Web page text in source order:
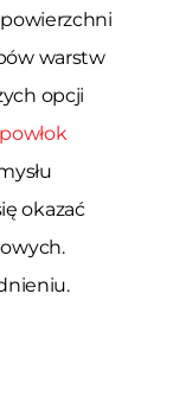
warstw
opcji
okazać